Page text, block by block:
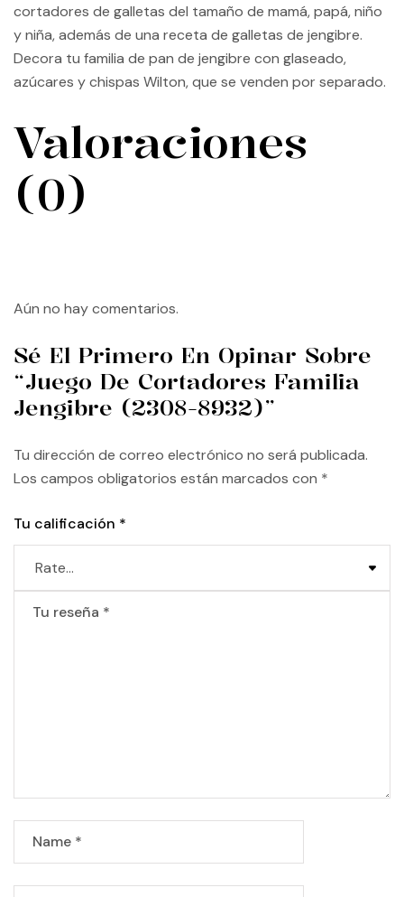
cortadores de galletas del tamaño de mamá, papá, niño
y niña, además de una receta de galletas de jengibre.
Decora tu familia de pan de jengibre con glaseado,
azúcares y chispas Wilton, que se venden por separado.
Valoraciones
(0)
Aún no hay comentarios.
Sé El Primero En Opinar Sobre
“Juego De Cortadores Familia
Jengibre (2308-8932)”
Tu dirección de correo electrónico no será publicada.
Los campos obligatorios están marcados con *
Tu calificación *